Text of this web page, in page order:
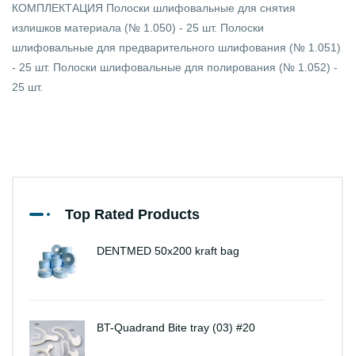
КОМПЛЕКТАЦИЯ Полоски шлифовальные для снятия
излишков материала (№ 1.050) - 25 шт. Полоски
шлифовальные для предварительного шлифования (№ 1.051)
- 25 шт. Полоски шлифовальные для полирования (№ 1.052) -
25 шт.
Top Rated Products
DENTMED 50x200 kraft bag
BT-Quadrand Bite tray (03) #20